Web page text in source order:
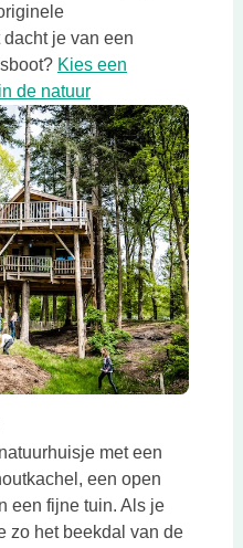
je van een
Kies een
de natuurDeze link opent in
met een
een open
een fijne tuin. Als je
zo het beekdal van de